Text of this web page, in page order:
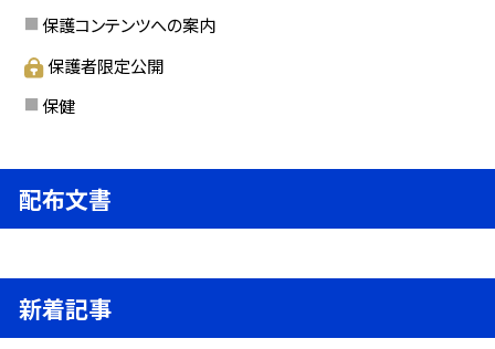
保護コンテンツへの案内
保護者限定公開
保健
配布文書
新着記事